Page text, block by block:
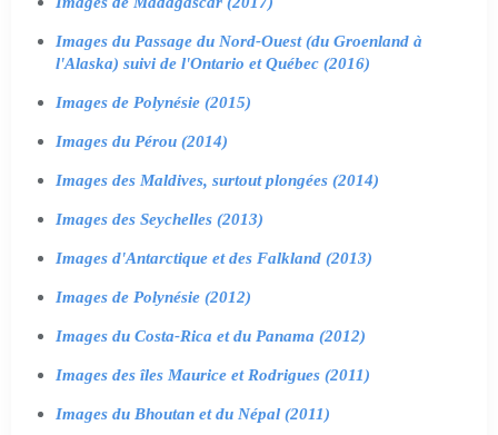
Images du Passage du Nord-Ouest (du Groenland à
l'Alaska) suivi de l'Ontario et Québec (2016)
Images de Polynésie (2015)
Images du Pérou (2014)
Images des Maldives, surtout plongées (2014)
Images des Seychelles (2013)
Images d'Antarctique et des Falkland (2013)
Images de Polynésie (2012)
Images du Costa-Rica et du Panama (2012)
Images des îles Maurice et Rodrigues (2011)
Images du Bhoutan et du Népal (2011)